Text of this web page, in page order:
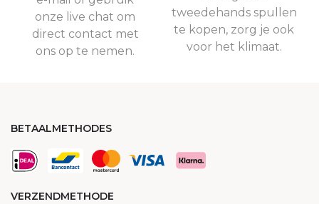
onze live chat om
direct contact met
ons op te nemen.
tweedehands spullen
te kopen, zorg je ook
voor het klimaat.
BETAALMETHODES
VERZENDMETHODE